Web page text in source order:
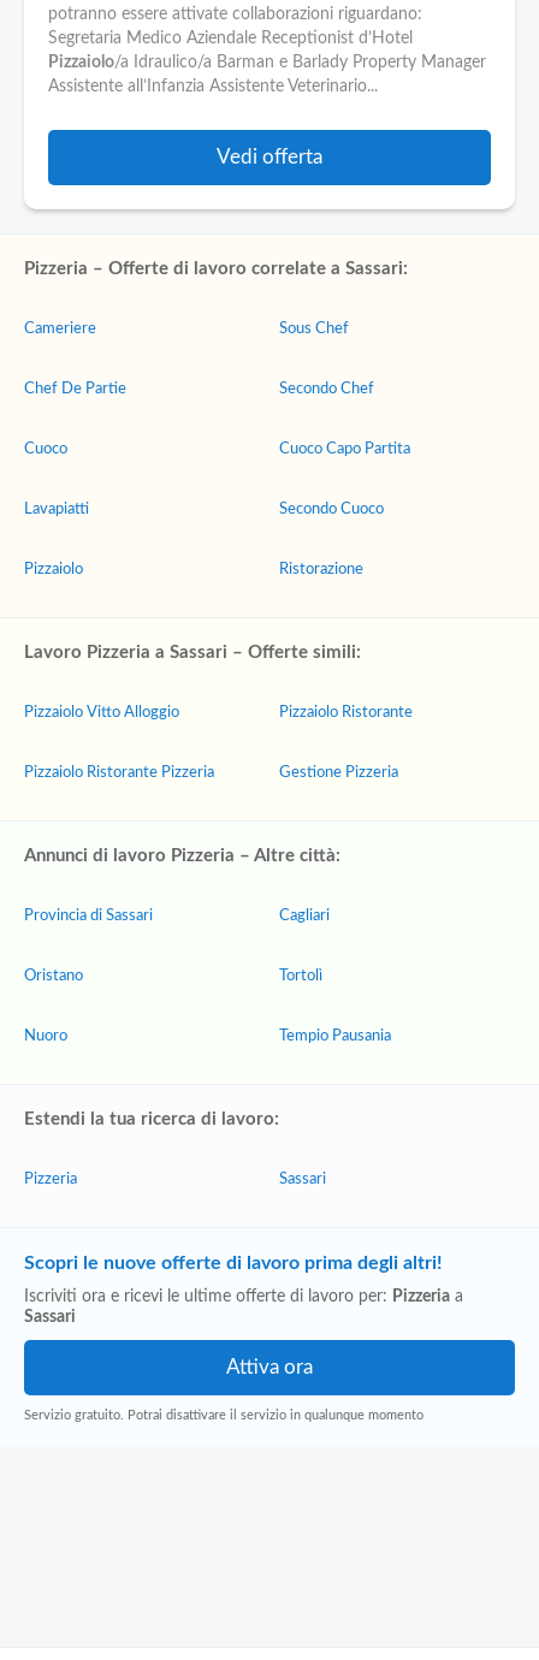
potranno essere attivate collaborazioni riguardano:
Segretaria Medico Aziendale Receptionist d’Hotel
Pizzaiolo/a Idraulico/a Barman e Barlady Property Manager
Assistente all’Infanzia Assistente Veterinario...
Vedi offerta
Pizzeria – Offerte di lavoro correlate a Sassari:
Cameriere
Chef De Partie
Cuoco
Lavapiatti
Pizzaiolo
Sous Chef
Secondo Chef
Cuoco Capo Partita
Secondo Cuoco
Ristorazione
Lavoro Pizzeria a Sassari – Offerte simili:
Pizzaiolo Vitto Alloggio
Pizzaiolo Ristorante Pizzeria
Pizzaiolo Ristorante
Gestione Pizzeria
Annunci di lavoro Pizzeria – Altre città:
Provincia di Sassari
Oristano
Nuoro
Cagliari
Tortolì
Tempio Pausania
Estendi la tua ricerca di lavoro:
Pizzeria Sassari
Scopri le nuove offerte di lavoro prima degli altri!
Iscriviti ora e ricevi le ultime offerte di lavoro per: Pizzeria a
Sassari
Servizio gratuito. Potrai disattivare il servizio in qualunque momento